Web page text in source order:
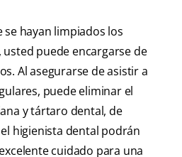
se hayan limpiados los
puede encargarse de
Al asegurarse de asistir a
puede eliminar el
y tártaro dental, de
higienista dental podrán
cuidado para una